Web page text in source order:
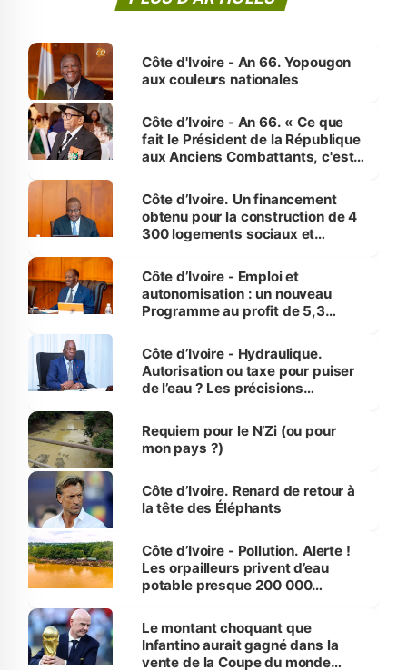
Côte d'Ivoire - An 66. Yopougon
aux couleurs nationales
Côte d’Ivoire - An 66. « Ce que
fait le Président de la République
aux Anciens Combattants, c'est
Côte d’Ivoire. Un financement
obtenu pour la construction de 4
300 logements sociaux et
et Yamoussoukro
Côte d’Ivoire - Emploi et
autonomisation : un nouveau
Programme au profit de 5,3
Côte d’Ivoire - Hydraulique.
Autorisation ou taxe pour puiser
de l’eau ? Les précisions
Requiem pour le N’Zi (ou pour
mon pays ?)
Côte d’Ivoire. Renard de retour à
la tête des Éléphants
Côte d’Ivoire - Pollution. Alerte !
Les orpailleurs privent d’eau
potable presque 200 000
Le montant choquant que
Infantino aurait gagné dans la
vente de la Coupe du monde